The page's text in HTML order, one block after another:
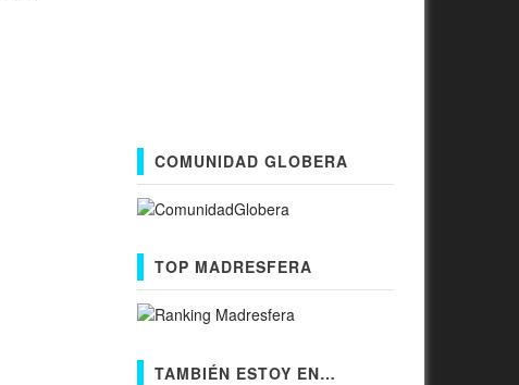
COMUNIDAD GLOBERA
TOP MADRESFERA
TAMBIÉN ESTOY EN…